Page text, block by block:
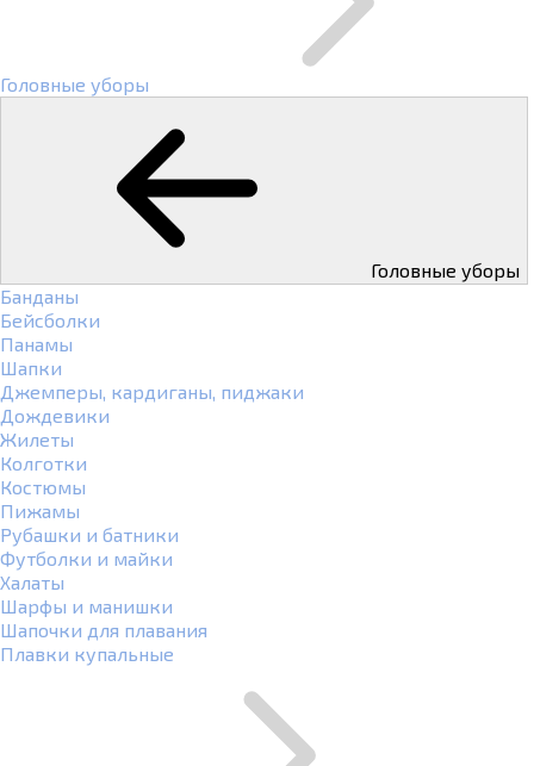
Головные уборы
Головные уборы
Банданы
Бейсболки
Панамы
Шапки
Джемперы, кардиганы, пиджаки
Дождевики
Жилеты
Колготки
Костюмы
Пижамы
Рубашки и батники
Футболки и майки
Халаты
Шарфы и манишки
Шапочки для плавания
Плавки купальные